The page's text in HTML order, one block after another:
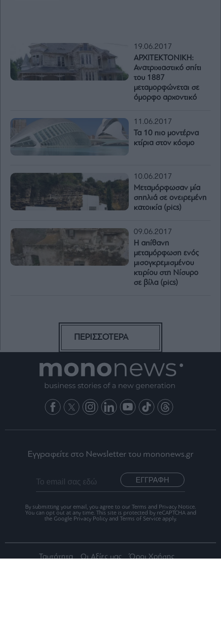
19.06.2017
ΑΡΧΙΤΕΚΤΟΝΙΚΗ:
Ανατριχιαστικό σπίτι
του 1887
μεταμορφώνεται σε
όμορφο αρχοντικό
11.06.2017
Τα 10 πιο μοντέρνα
κτίρια στον κόσμο
10.06.2017
Μεταμόρφωσαν μία
σπηλιά σε ονειρεμένη
κατοικία (pics)
09.06.2017
Η απίθανη
μεταμόρφωση ενός
μισογκρεμισμένου
κτιρίου στη Νίσυρο
σε βίλα (pics)
ΠΕΡΙΣΣΟΤΕΡΑ
Εγγραφείτε στο Newsletter του mononews.gr
ΕΓΓΡΑΦΗ
By submitting your email, you agree to our Terms and Privacy Notice.
You can opt out at any time. This site is protected by reCAPTCHA and
the Google Privacy Policy and Terms of Service apply.
Ταυτότητα Οι Αξίες μας Όροι Χρήσης